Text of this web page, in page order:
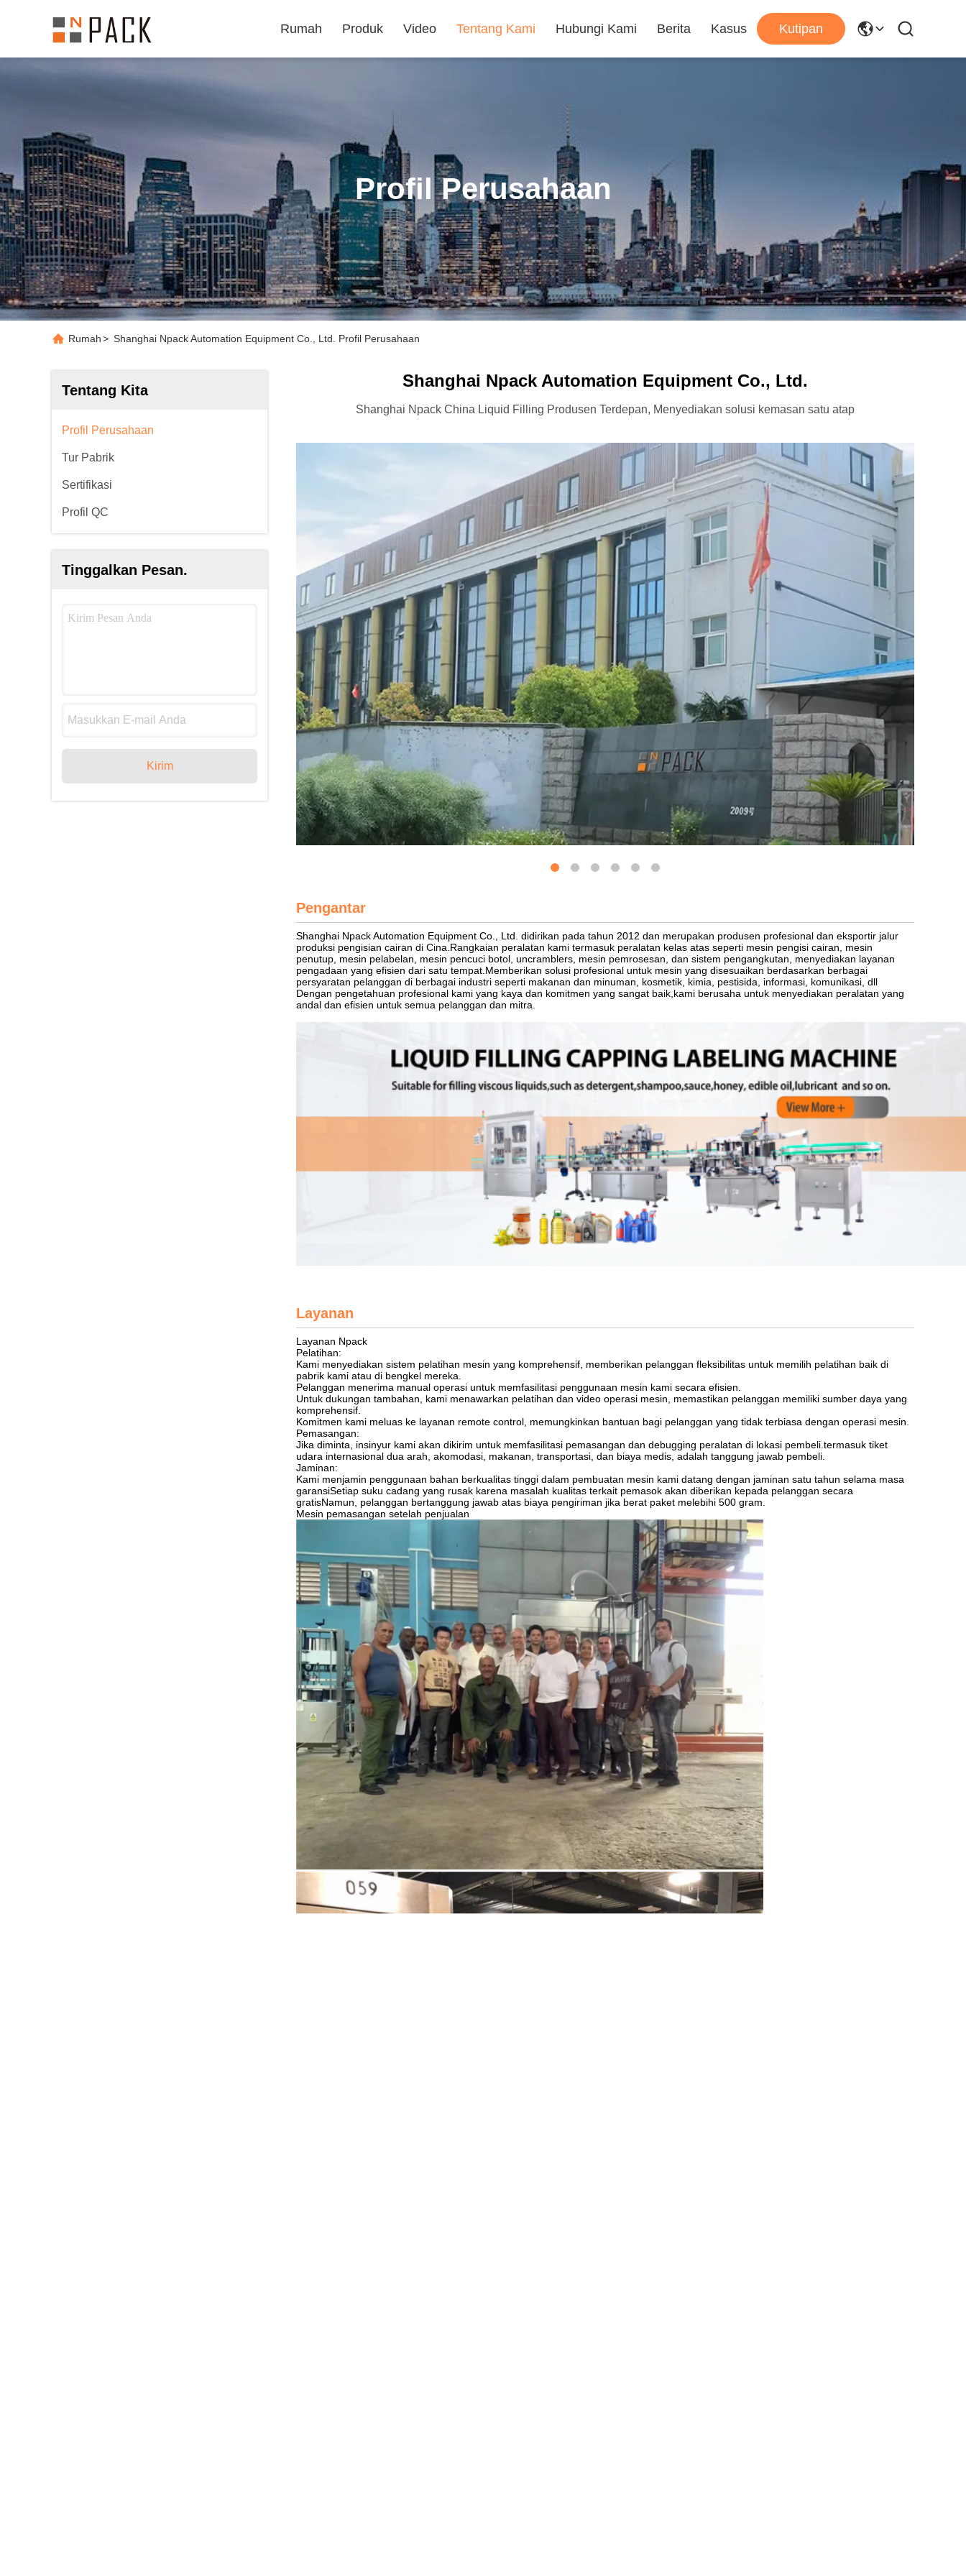
Rumah Produk Video Tentang Kami Hubungi Kami Berita Kasus Kutipan
Profil Perusahaan
Rumah> Shanghai Npack Automation Equipment Co., Ltd. Profil Perusahaan
Tentang Kita
Profil Perusahaan
Tur Pabrik
Sertifikasi
Profil QC
Tinggalkan Pesan.
Kirim
Shanghai Npack Automation Equipment Co., Ltd.
Shanghai Npack China Liquid Filling Produsen Terdepan, Menyediakan solusi kemasan satu atap
Pengantar
Shanghai Npack Automation Equipment Co., Ltd. didirikan pada tahun 2012 dan merupakan produsen profesional dan eksportir jalur
produksi pengisian cairan di Cina.Rangkaian peralatan kami termasuk peralatan kelas atas seperti mesin pengisi cairan, mesin
penutup, mesin pelabelan, mesin pencuci botol, uncramblers, mesin pemrosesan, dan sistem pengangkutan, menyediakan layanan
pengadaan yang efisien dari satu tempat.Memberikan solusi profesional untuk mesin yang disesuaikan berdasarkan berbagai
persyaratan pelanggan di berbagai industri seperti makanan dan minuman, kosmetik, kimia, pestisida, informasi, komunikasi, dll
Dengan pengetahuan profesional kami yang kaya dan komitmen yang sangat baik,kami berusaha untuk menyediakan peralatan yang
andal dan efisien untuk semua pelanggan dan mitra.
Layanan
Layanan Npack
Pelatihan:
Kami menyediakan sistem pelatihan mesin yang komprehensif, memberikan pelanggan fleksibilitas untuk memilih pelatihan baik di
pabrik kami atau di bengkel mereka.
Pelanggan menerima manual operasi untuk memfasilitasi penggunaan mesin kami secara efisien.
Untuk dukungan tambahan, kami menawarkan pelatihan dan video operasi mesin, memastikan pelanggan memiliki sumber daya yang
komprehensif.
Komitmen kami meluas ke layanan remote control, memungkinkan bantuan bagi pelanggan yang tidak terbiasa dengan operasi mesin.
Pemasangan:
Jika diminta, insinyur kami akan dikirim untuk memfasilitasi pemasangan dan debugging peralatan di lokasi pembeli.termasuk tiket
udara internasional dua arah, akomodasi, makanan, transportasi, dan biaya medis, adalah tanggung jawab pembeli.
Jaminan:
Kami menjamin penggunaan bahan berkualitas tinggi dalam pembuatan mesin kami datang dengan jaminan satu tahun selama masa
garansiSetiap suku cadang yang rusak karena masalah kualitas terkait pemasok akan diberikan kepada pelanggan secara
gratisNamun, pelanggan bertanggung jawab atas biaya pengiriman jika berat paket melebihi 500 gram.
Mesin pemasangan setelah penjualan